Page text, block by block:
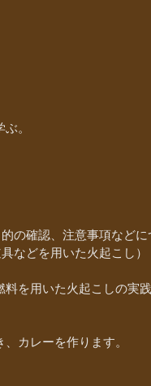
。
の確認、注意事項などに
などを用いた火起こし）
用いた火起こしの実践
カレーを作ります。